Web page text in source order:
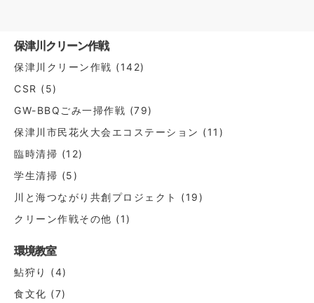
ョ
ン
保津川クリーン作戦
保津川クリーン作戦 (142)
CSR (5)
GW-BBQごみ一掃作戦 (79)
保津川市民花火大会エコステーション (11)
臨時清掃 (12)
学生清掃 (5)
川と海つながり共創プロジェクト
(19)
クリーン作戦その他 (1)
環境教室
鮎狩り
(4)
食文化 (7)